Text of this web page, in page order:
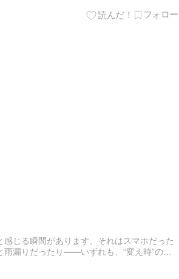
じる瞬間があります。それはスマホだった
漏りだったり――いずれも、“変え時”のサ